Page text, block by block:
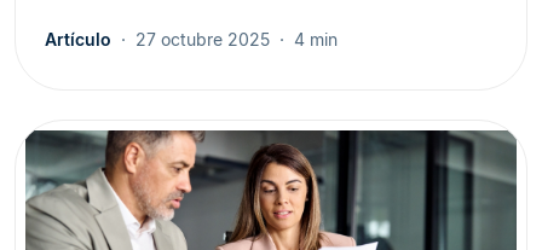
Artículo 27 octubre 2025 4 min